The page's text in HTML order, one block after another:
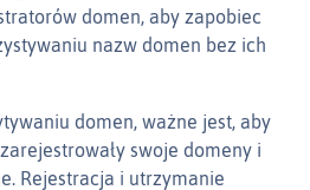
domen, aby zapobiec
nazw domen bez ich
domen, ważne jest, aby
swoje domeny i
Rejestracja i utrzymanie